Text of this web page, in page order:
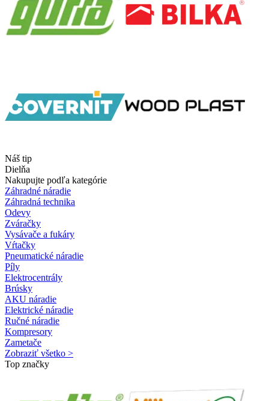
Náš tip
Dielňa
Nakupujte podľa kategórie
Záhradné náradie
Záhradná technika
Odevy
Zváračky
Vysávače a fukáry
Vŕtačky
Pneumatické náradie
Píly
Elektrocentrály
Brúsky
AKU náradie
Elektrické náradie
Ručné náradie
Kompresory
Zametače
Zobraziť všetko >
Top značky